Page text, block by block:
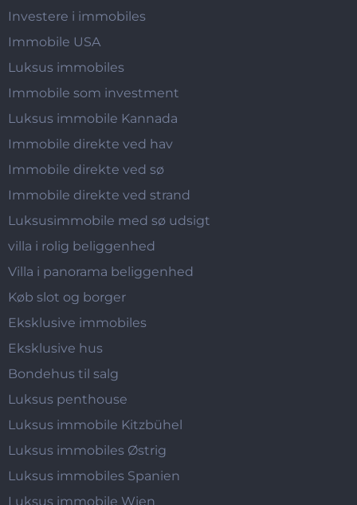
Investere i immobiles
Immobile USA
Luksus immobiles
Immobile som investment
Luksus immobile Kannada
Immobile direkte ved hav
Immobile direkte ved sø
Immobile direkte ved strand
Luksusimmobile med sø udsigt
villa i rolig beliggenhed
Villa i panorama beliggenhed
Køb slot og borger
Eksklusive immobiles
Eksklusive hus
Bondehus til salg
Luksus penthouse
Luksus immobile Kitzbühel
Luksus immobiles Østrig
Luksus immobiles Spanien
Luksus immobile Wien